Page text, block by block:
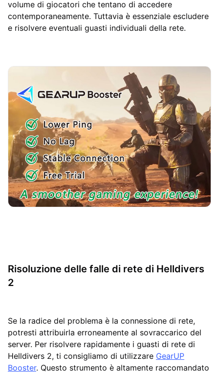
volume di giocatori che tentano di accedere
contemporaneamente. Tuttavia è essenziale escludere
e risolvere eventuali guasti individuali della rete.
Risoluzione delle falle di rete di Helldivers
2
Se la radice del problema è la connessione di rete,
potresti attribuirla erroneamente al sovraccarico del
server. Per risolvere rapidamente i guasti di rete di
Helldivers 2, ti consigliamo di utilizzare GearUP
Booster. Questo strumento è altamente raccomandato